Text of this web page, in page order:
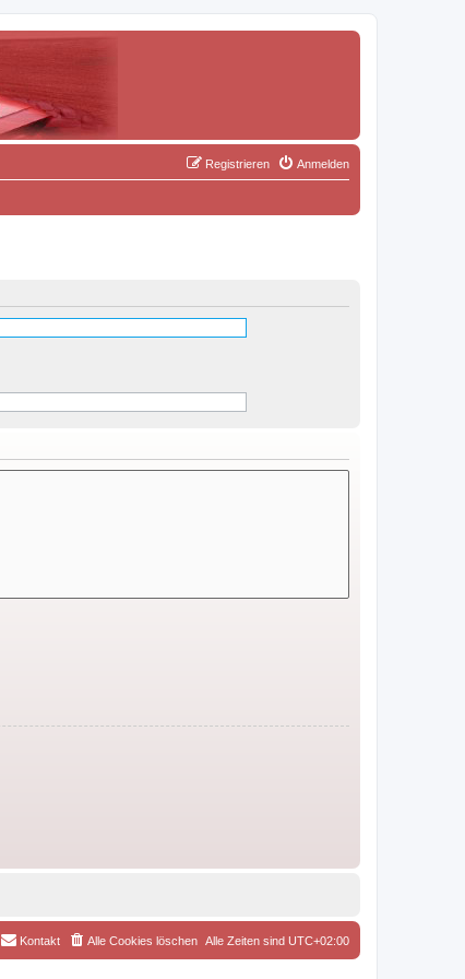
Anmelden
Registrieren
Alle Zeiten sind UTC+02:00
Alle Cookies löschen
Kontakt